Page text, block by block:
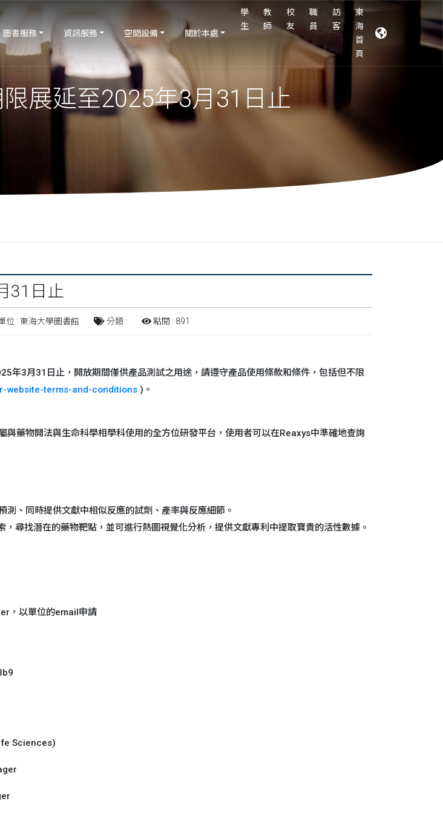
圖書服務 資訊服務 空間設備 關於本處
學
生
教
師
校
友
職
員
訪
客
東
海
首
頁
展延至2025年3月31日止
31日止
位 : 東海大學圖書館 分類 : 點閱 : 891
年3月31日止，開放期間僅供產品測試之用途，請遵守產品使用條款和條件，包括但不限
website-terms-and-conditions )。
藥物開法與生命科學相學科使用的全方位研發平台，使用者可以在Reaxys中準確地查詢
、同時提供文獻中相似反應的試劑、產率與反應細節。
尋找潛在的藥物靶點，並可進行熱圖視覺化分析，提供文獻專利中提取寶貴的活性數據。
，以單位的email申請
Sciences)